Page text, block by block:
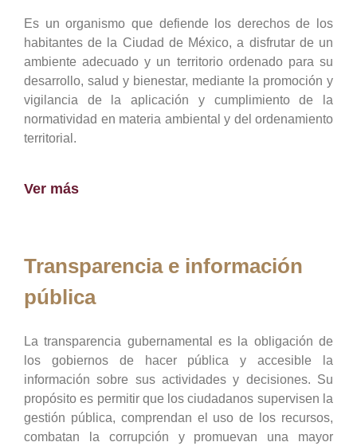
Es un organismo que defiende los derechos de los
habitantes de la Ciudad de México, a disfrutar de un
ambiente adecuado y un territorio ordenado para su
desarrollo, salud y bienestar, mediante la promoción y
vigilancia de la aplicación y cumplimiento de la
normatividad en materia ambiental y del ordenamiento
territorial.
Ver más
Transparencia e información
pública
La transparencia gubernamental es la obligación de
los gobiernos de hacer pública y accesible la
información sobre sus actividades y decisiones. Su
propósito es permitir que los ciudadanos supervisen la
gestión pública, comprendan el uso de los recursos,
combatan la corrupción y promuevan una mayor